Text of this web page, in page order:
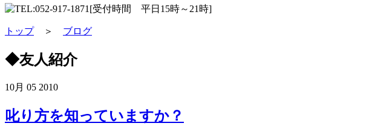
トップ＞ ブログ
◆友人紹介
10月 05 2010
叱り方を知っていますか？